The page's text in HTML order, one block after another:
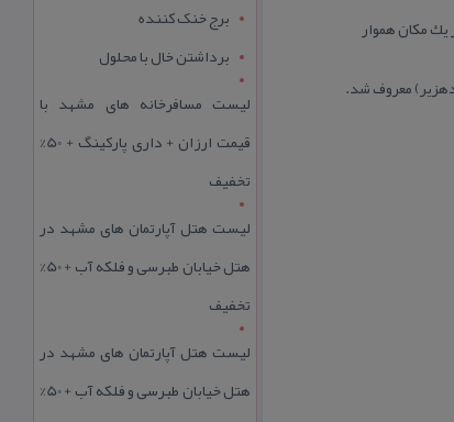
یك مكان هموار
معروف شد.
برج خنک کننده
برداشتن خال با محلول
لیست مسافرخانه های مشهد با
قیمت ارزان + داری پارکینگ + 50%
تخفیف
لیست هتل آپارتمان های مشهد در
هتل خیابان طبرسی و فلکه آب + 50%
تخفیف
لیست هتل آپارتمان های مشهد در
هتل خیابان طبرسی و فلکه آب + 50%